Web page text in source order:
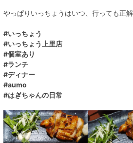
やっぱりいっちょうはいつ、行っても正
#いっちょう
#いっちょう上里店
#個室あり
#ランチ
#ディナー
#aumo
#はぎちゃんの日常